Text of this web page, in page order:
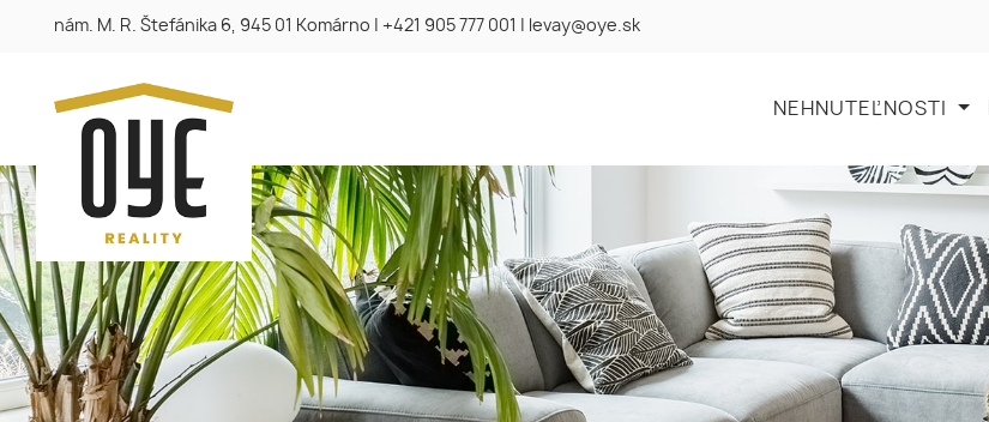
nám. M. R. Štefánika 6, 945 01 Komárno +421 905 777 001 levay@oye.sk
NEHNUTEĽNOSTI